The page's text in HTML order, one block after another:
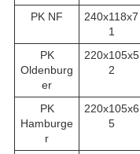
PK NF
240x118x7
1
PK
Oldenburg
er
220x105x5
2
PK
Hamburge
r
220x105x6
5